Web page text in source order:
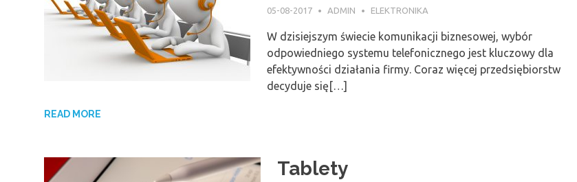
05-08-2017 ADMIN ELEKTRONIKA
W dzisiejszym świecie komunikacji biznesowej, wybór
odpowiedniego systemu telefonicznego jest kluczowy dla
efektywności działania firmy. Coraz więcej przedsiębiorstw
decyduje się[…]
READ MORE
Tablety